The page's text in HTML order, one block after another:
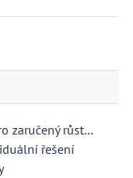
zaručený růst…
řešení